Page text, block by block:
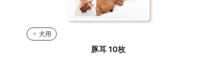
犬用
豚耳 10枚